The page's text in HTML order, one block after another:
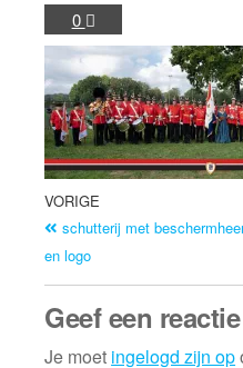
0
VORIGE
schutterij met
en logo
Geef een reactie
Je moet ingelogd zijn op